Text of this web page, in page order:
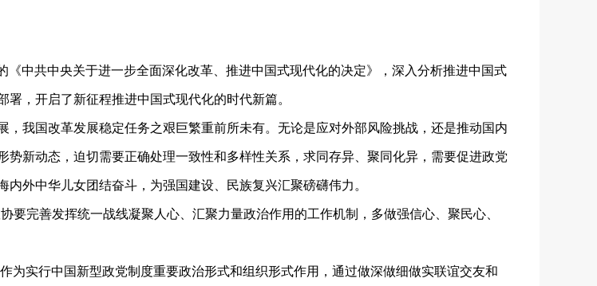
共中央关于进一步全面深化改革、推进中国式现代化的决定》，深入分析推进中国式
，开启了新征程推进中国式现代化的时代新篇。
国改革发展稳定任务之艰巨繁重前所未有。无论是应对外部风险挑战，还是推动国内
新动态，迫切需要正确处理一致性和多样性关系，求同存异、聚同化异，需要促进政党
外中华儿女团结奋斗，为强国建设、民族复兴汇聚磅礴伟力。
完善发挥统一战线凝聚人心、汇聚力量政治作用的工作机制，多做强信心、聚民心、
实行中国新型政党制度重要政治形式和组织形式作用，通过做深做细做实联谊交友和